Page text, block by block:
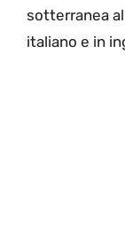
sotterranea
italiano e in